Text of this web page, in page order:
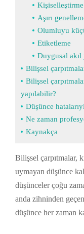
Kişiselleştirme
Aşırı
Olumluyu
Etiketleme
Duygusal akıl
Bilişsel
Bilişsel
yapılabilir?
Düşünce
Ne zaman
Kaynakça
Bilişsel çarpıtmalar,
uymayan düşünce
düşünceler çoğu
anda zihninden
düşünce her zaman